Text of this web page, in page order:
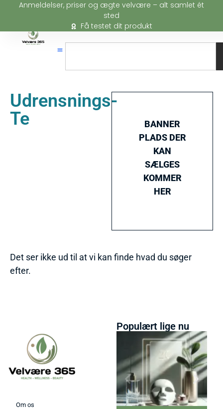
Anmeldelser, priser og ægte velvære – alt samlet ét
sted
Få testet dit produkt
Udrensnings-
Te
BANNER
PLADS DER
KAN
SÆLGES
KOMMER
HER
Det ser ikke ud til at vi kan finde hvad du søger
efter.
Om os
Populært lige nu